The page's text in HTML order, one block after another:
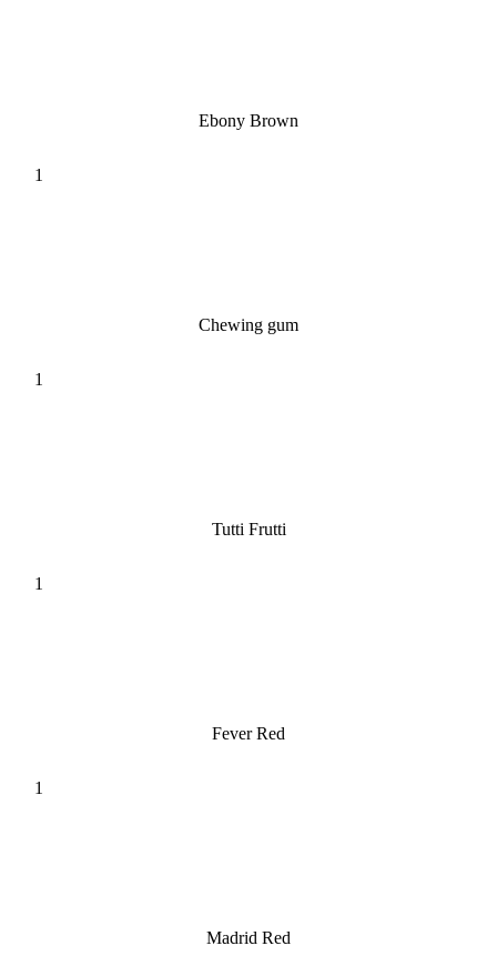
Ebony Brown
Chewing gum
Tutti Frutti
Fever Red
Madrid Red